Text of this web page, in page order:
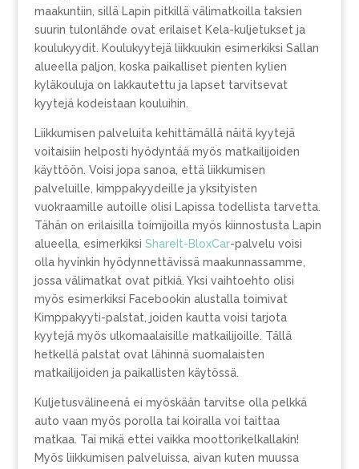
maakuntiin, sillä Lapin pitkillä välimatkoilla taksien
suurin tulonlähde ovat erilaiset Kela-kuljetukset ja
koulukyydit. Koulukyytejä liikkuukin esimerkiksi Sallan
alueella paljon, koska paikalliset pienten kylien
kyläkouluja on lakkautettu ja lapset tarvitsevat
kyytejä kodeistaan kouluihin.
Liikkumisen palveluita kehittämällä näitä kyytejä
voitaisiin helposti hyödyntää myös matkailijoiden
käyttöön. Voisi jopa sanoa, että liikkumisen
palveluille, kimppakyydeille ja yksityisten
vuokraamille autoille olisi Lapissa todellista tarvetta.
Tähän on erilaisilla toimijoilla myös kiinnostusta Lapin
alueella, esimerkiksi ShareIt-BloxCar-palvelu voisi
olla hyvinkin hyödynnettävissä maakunnassamme,
jossa välimatkat ovat pitkiä. Yksi vaihtoehto olisi
myös esimerkiksi Facebookin alustalla toimivat
Kimppakyyti-palstat, joiden kautta voisi tarjota
kyytejä myös ulkomaalaisille matkailijoille. Tällä
hetkellä palstat ovat lähinnä suomalaisten
matkailijoiden ja paikallisten käytössä.
Kuljetusvälineenä ei myöskään tarvitse olla pelkkä
auto vaan myös porolla tai koiralla voi taittaa
matkaa. Tai mikä ettei vaikka moottorikelkallakin!
Myös liikkumisen palveluissa, aivan kuten muussa